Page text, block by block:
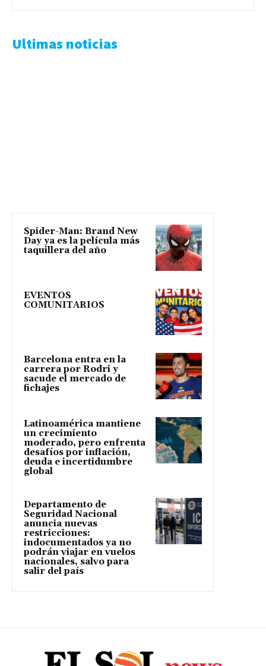
Ultimas noticias
Spider-Man: Brand New
Day ya es la película más
taquillera del año
EVENTOS
COMUNITARIOS
Barcelona entra en la
carrera por Rodri y
sacude el mercado de
fichajes
Latinoamérica mantiene
un crecimiento
moderado, pero enfrenta
desafíos por inflación,
deuda e incertidumbre
global
Departamento de
Seguridad Nacional
anuncia nuevas
restricciones:
indocumentados ya no
podrán viajar en vuelos
nacionales, salvo para
salir del país